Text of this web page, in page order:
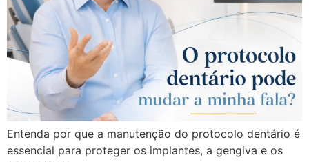
Entenda por que a manutenção do protocolo dentário é
essencial para proteger os implantes, a gengiva e os